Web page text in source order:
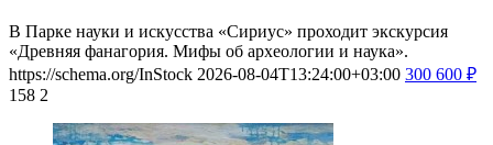
В Парке науки и искусства «Сириус» проходит экскурсия
«Древняя фанагория. Мифы об археологии и наука».
https://schema.org/InStock 2026-08-04T13:24:00+03:00 300 600 ₽
158 2